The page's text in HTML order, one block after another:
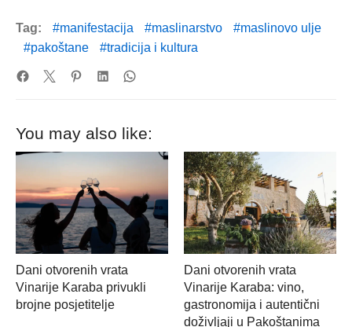
Tag: manifestacija maslinarstvo
maslinovo ulje
pakoštane
tradicija i kultura
You may also like:
Dani otvorenih vrata
Vinarije Karaba privukli
brojne posjetitelje
Dani otvorenih vrata
Vinarije Karaba: vino,
gastronomija i autentični
doživljaji u Pakoštanima